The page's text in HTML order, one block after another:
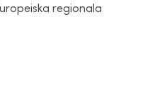
regionala